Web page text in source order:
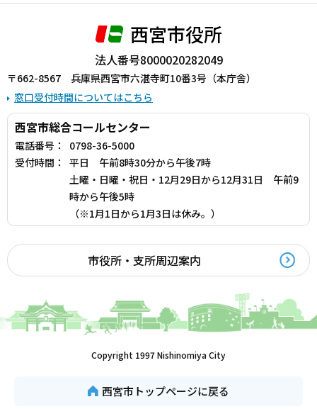
西宮市役所
法人番号8000020282049
〒662-8567 兵庫県西宮市六湛寺町10番3号（本庁舎）
窓口受付時間についてはこちら
西宮市総合コールセンター
電話番号：
0798-36-5000
受付時間：
平日 午前8時30分から午後7時
土曜・日曜・祝日・12月29日から12月31日 午前9
時から午後5時
（※1月1日から1月3日は休み。）
市役所・支所周辺案内
Copyright 1997 Nishinomiya City
西宮市トップページに戻る